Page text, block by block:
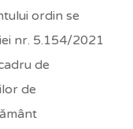
ordin se
nr. 5.154/2021
de
de